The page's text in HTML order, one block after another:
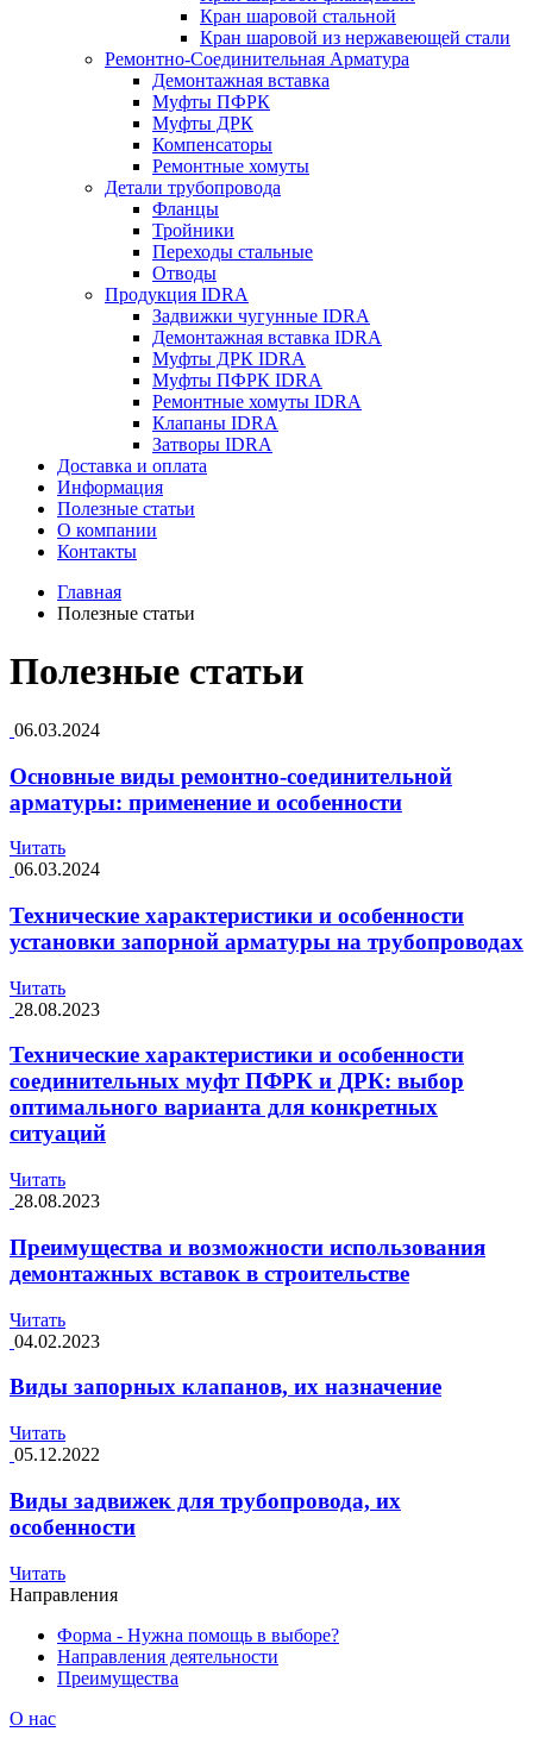
Кран шаровой стальной
Кран шаровой из нержавеющей стали
Ремонтно-Соединительная Арматура
Демонтажная вставка
Муфты ПФРК
Муфты ДРК
Компенсаторы
Ремонтные хомуты
Детали трубопровода
Фланцы
Тройники
Переходы стальные
Отводы
Продукция IDRA
Задвижки чугунные IDRA
Демонтажная вставка IDRA
Муфты ДРК IDRA
Муфты ПФРК IDRA
Ремонтные хомуты IDRA
Клапаны IDRA
Затворы IDRA
Доставка и оплата
Информация
Полезные статьи
О компании
Контакты
Главная
Полезные статьи
Полезные статьи
06.03.2024
Основные виды ремонтно-соединительной
арматуры: применение и особенности
Читать
06.03.2024
Технические характеристики и особенности
установки запорной арматуры на трубопроводах
Читать
28.08.2023
Технические характеристики и особенности
соединительных муфт ПФРК и ДРК: выбор
оптимального варианта для конкретных
ситуаций
Читать
28.08.2023
Преимущества и возможности использования
демонтажных вставок в строительстве
Читать
04.02.2023
Виды запорных клапанов, их назначение
Читать
05.12.2022
Виды задвижек для трубопровода, их
особенности
Читать
Направления
Форма - Нужна помощь в выборе?
Направления деятельности
Преимущества
О нас